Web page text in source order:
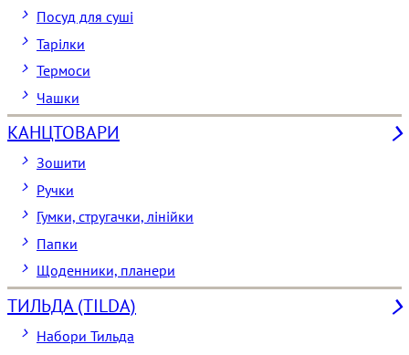
Посуд для суші
Тарілки
Термоси
Чашки
КАНЦТОВАРИ
Зошити
Ручки
Гумки, стругачки, лінійки
Папки
Щоденники, планери
ТИЛЬДА (TILDA)
Набори Тильда